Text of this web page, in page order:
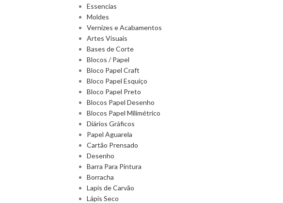
Essencias
Moldes
Vernizes e Acabamentos
Artes Visuais
Bases de Corte
Blocos / Papel
Bloco Papel Craft
Bloco Papel Esquiço
Bloco Papel Preto
Blocos Papel Desenho
Blocos Papel Milimétrico
Diários Gráficos
Papel Aguarela
Cartão Prensado
Desenho
Barra Para Pintura
Borracha
Lapis de Carvão
Lápis Seco